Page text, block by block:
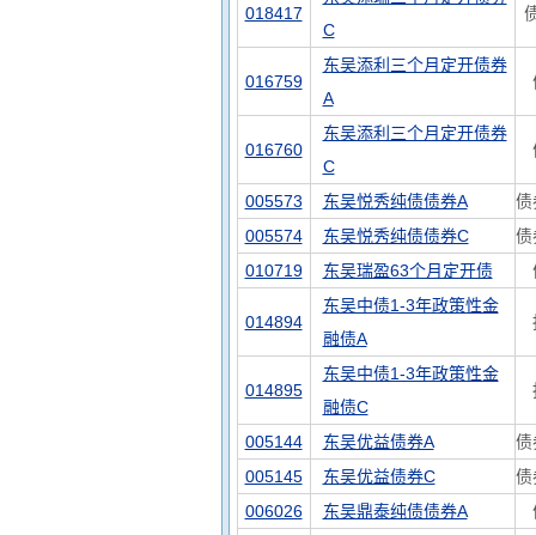
018417
C
016759
东吴添利三个月定开债券
A
016760
东吴添利三个月定开债券
C
005573 东吴悦秀纯债债券A
债
005574
东吴悦秀纯债债券C
债
010719
东吴瑞盈63个月定开债
014894
东吴中债1-3年政策性金
融债A
014895
东吴中债1-3年政策性金
融债C
005144 东吴优益债券A
债
005145
东吴优益债券C
债
006026
东吴鼎泰纯债债券A